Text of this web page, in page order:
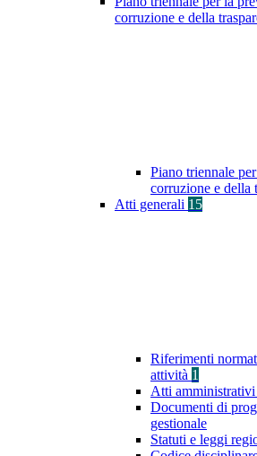
corruzione e della
Piano triennale
corruzione e della
Atti generali 15
Riferimenti
attività 1
Atti amministrativi
Documenti di
gestionale
Statuti e leggi